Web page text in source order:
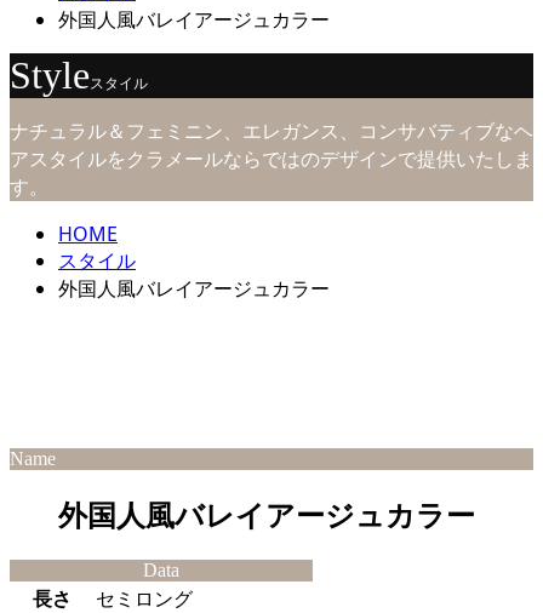
外国人風バレイアージュカラー
Styleスタイル
ナチュラル＆フェミニン、エレガンス、コンサバティブなヘ
アスタイルをクラメールならではのデザインで提供いたしま
す。
HOME
スタイル
外国人風バレイアージュカラー
Name
外国人風バレイアージュカラー
Data
長さ
セミロング